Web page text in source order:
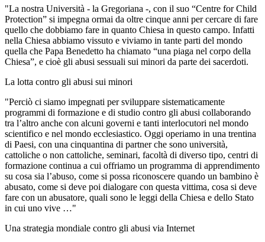
"La nostra Università - la Gregoriana -, con il suo “Centre for Child
Protection” si impegna ormai da oltre cinque anni per cercare di fare
quello che dobbiamo fare in quanto Chiesa in questo campo. Infatti
nella Chiesa abbiamo vissuto e viviamo in tante parti del mondo
quella che Papa Benedetto ha chiamato “una piaga nel corpo della
Chiesa”, e cioè gli abusi sessuali sui minori da parte dei sacerdoti.
La lotta contro gli abusi sui minori
"Perciò ci siamo impegnati per sviluppare sistematicamente
programmi di formazione e di studio contro gli abusi collaborando
tra l’altro anche con alcuni governi e tanti interlocutori nel mondo
scientifico e nel mondo ecclesiastico. Oggi operiamo in una trentina
di Paesi, con una cinquantina di partner che sono università,
cattoliche o non cattoliche, seminari, facoltà di diverso tipo, centri di
formazione continua a cui offriamo un programma di apprendimento
su cosa sia l’abuso, come si possa riconoscere quando un bambino è
abusato, come si deve poi dialogare con questa vittima, cosa si deve
fare con un abusatore, quali sono le leggi della Chiesa e dello Stato
in cui uno vive …"
Una strategia mondiale contro gli abusi via Internet